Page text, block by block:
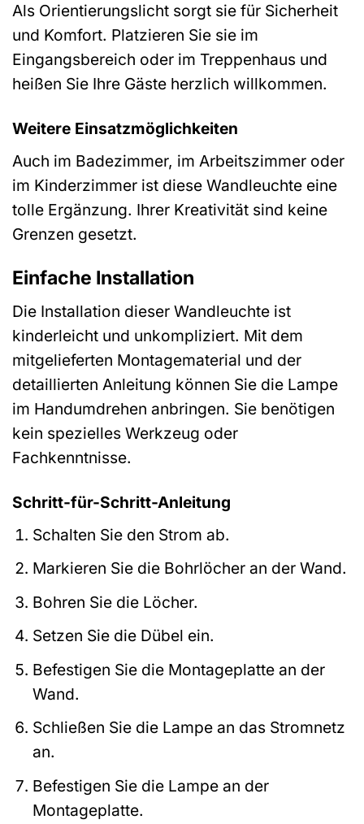
Als Orientierungslicht sorgt sie für Sicherheit
und Komfort. Platzieren Sie sie im
Eingangsbereich oder im Treppenhaus und
heißen Sie Ihre Gäste herzlich willkommen.
Weitere Einsatzmöglichkeiten
Auch im Badezimmer, im Arbeitszimmer oder
im Kinderzimmer ist diese Wandleuchte eine
tolle Ergänzung. Ihrer Kreativität sind keine
Grenzen gesetzt.
Einfache Installation
Die Installation dieser Wandleuchte ist
kinderleicht und unkompliziert. Mit dem
mitgelieferten Montagematerial und der
detaillierten Anleitung können Sie die Lampe
im Handumdrehen anbringen. Sie benötigen
kein spezielles Werkzeug oder
Fachkenntnisse.
Schritt-für-Schritt-Anleitung
Schalten Sie den Strom ab.
Markieren Sie die Bohrlöcher an der Wand.
Bohren Sie die Löcher.
Setzen Sie die Dübel ein.
Befestigen Sie die Montageplatte an der
Wand.
Schließen Sie die Lampe an das Stromnetz
an.
Befestigen Sie die Lampe an der
Montageplatte.